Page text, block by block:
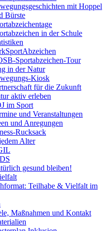
mit Hoppel
Bürste
in der Schule
Sportabzeichen-Tour
in der Natur
Kiosk
für die Zukunft
aktiv erleben
im Sport
und Veranstaltungen
und Anregungen
Rucksack
Alter
gesund bleiben!
Teilhabe & Vielfalt im
Maßnahmen und Kontakt